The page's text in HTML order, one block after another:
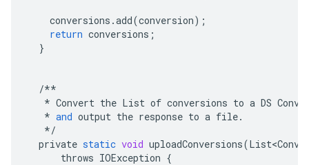
conversions .add(conversion);
return conversions ;
}
/**
* Convert the List of conversions to a DS
* and output the response to a file.
*/
private static void uploadConversions(
throws IOException {